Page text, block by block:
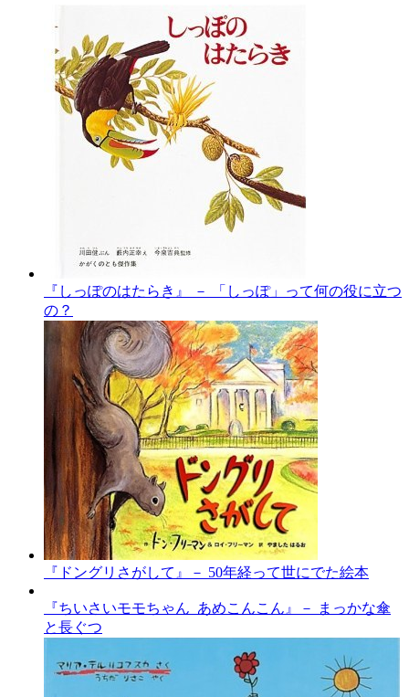
『しっぽのはたらき』 － 「しっぽ」って何の役に立つ
の？
『ドングリさがして』－ 50年経って世にでた絵本
『ちいさいモモちゃん あめこんこん』－ まっかな傘
と長ぐつ